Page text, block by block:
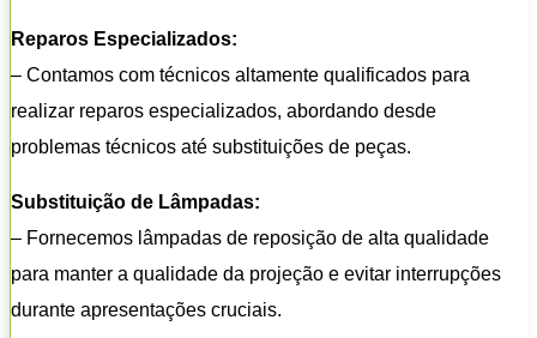
Reparos Especializados:
– Contamos com técnicos altamente qualificados para
realizar reparos especializados, abordando desde
problemas técnicos até substituições de peças.
Substituição de Lâmpadas:
– Fornecemos lâmpadas de reposição de alta qualidade
para manter a qualidade da projeção e evitar interrupções
durante apresentações cruciais.